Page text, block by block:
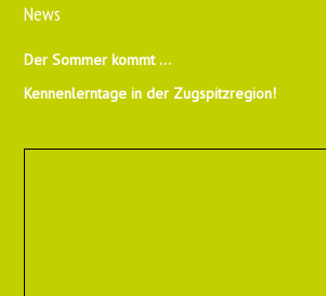
News
Der Sommer kommt …
Kennenlerntage in der Zugspitzregion!